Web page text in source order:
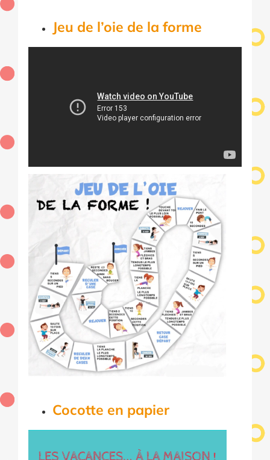
Jeu de l’oie de la forme
Cocotte en papier